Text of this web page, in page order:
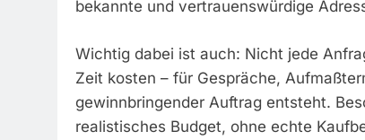
bekannte und vertrauenswürdige
Wichtig dabei ist auch: Nicht jede
Zeit kosten – für Gespräche,
gewinnbringender Auftrag entsteht.
realistisches Budget, ohne echte